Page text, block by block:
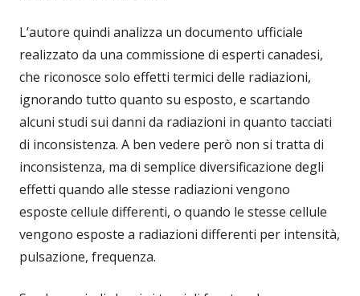
L’autore quindi analizza un documento ufficiale
realizzato da una commissione di esperti canadesi,
che riconosce solo effetti termici delle radiazioni,
ignorando tutto quanto su esposto, e scartando
alcuni studi sui danni da radiazioni in quanto tacciati
di inconsistenza. A ben vedere però non si tratta di
inconsistenza, ma di semplice diversificazione degli
effetti quando alle stesse radiazioni vengono
esposte cellule differenti, o quando le stesse cellule
vengono esposte a radiazioni differenti per intensità,
pulsazione, frequenza.